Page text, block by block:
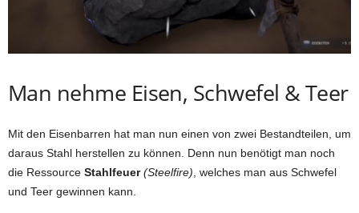
Man nehme Eisen, Schwefel & Teer
Mit den Eisenbarren hat man nun einen von zwei Bestandteilen, um
daraus Stahl herstellen zu können. Denn nun benötigt man noch
die Ressource Stahlfeuer(Steelfire) , welches man aus Schwefel
und Teer gewinnen kann.